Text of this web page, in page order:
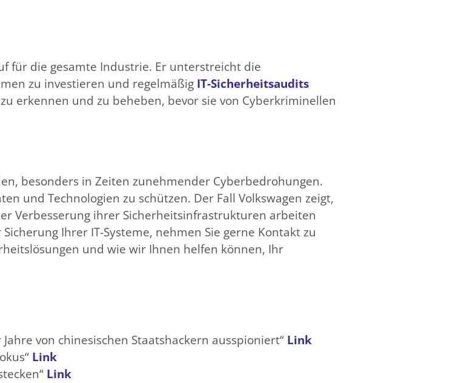
für die gesamte Industrie. Er unterstreicht die
zu investieren und regelmäßig IT-Sicherheitsaudits
erkennen und zu beheben, bevor sie von Cyberkriminellen
besonders in Zeiten zunehmender Cyberbedrohungen.
und Technologien zu schützen. Der Fall Volkswagen zeigt,
Verbesserung ihrer Sicherheitsinfrastrukturen arbeiten
Ihrer IT-Systeme, nehmen Sie gerne Kontakt zu
und wie wir Ihnen helfen können, Ihr
von chinesischen Staatshackern ausspioniert“ Link
Link
Link